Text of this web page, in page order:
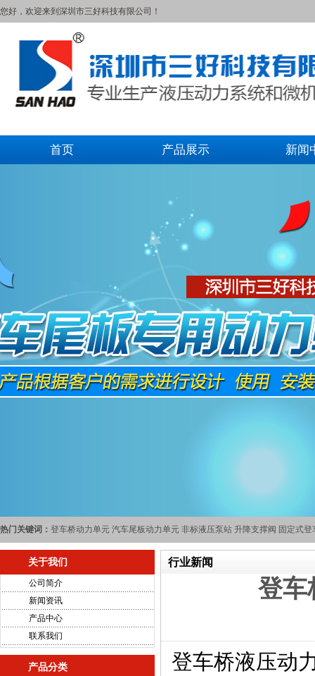
您好，欢迎来到深圳市三好科技有限公司！
首页 产品展示 新闻
热门关键词： 登车桥动力单元 汽车尾板动力单元 非标液压泵站 升降支撑阀 固定式
关于我们
公司简介
新闻资讯
产品中心
联系我们
产品分类
行业新闻
登车
登车桥液压动